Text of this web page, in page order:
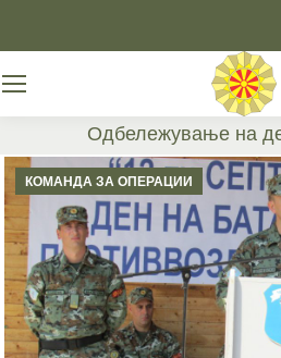
Одбележување на
КОМАНДА ЗА ОПЕРАЦИИ